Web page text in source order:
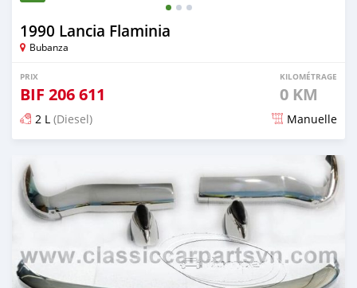
1990 Lancia Flaminia
Bubanza
PRIX
BIF 206 611
KILOMÉTRAGE
0 KM
2 L (Diesel) Manuelle